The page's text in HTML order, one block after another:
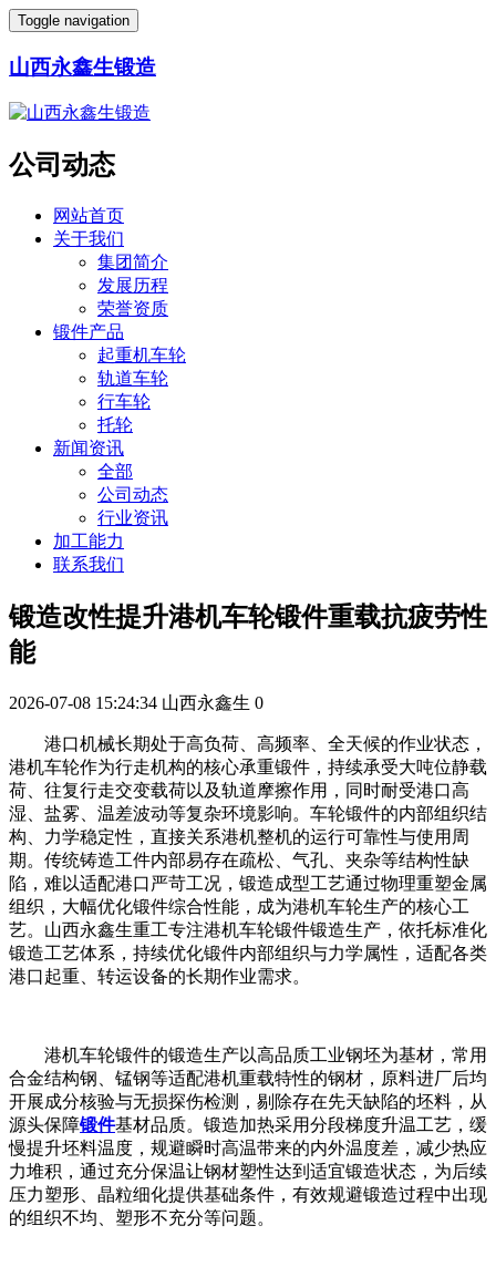
Toggle navigation
山西永鑫生锻造
公司动态
网站首页
关于我们
集团简介
发展历程
荣誉资质
锻件产品
起重机车轮
轨道车轮
行车轮
托轮
新闻资讯
全部
公司动态
行业资讯
加工能力
联系我们
锻造改性提升港机车轮锻件重载抗疲劳性
能
2026-07-08 15:24:34 山西永鑫生 0
港口机械长期处于高负荷、高频率、全天候的作业状态，
港机车轮作为行走机构的核心承重锻件，持续承受大吨位静载
荷、往复行走交变载荷以及轨道摩擦作用，同时耐受港口高
湿、盐雾、温差波动等复杂环境影响。车轮锻件的内部组织结
构、力学稳定性，直接关系港机整机的运行可靠性与使用周
期。传统铸造工件内部易存在疏松、气孔、夹杂等结构性缺
陷，难以适配港口严苛工况，锻造成型工艺通过物理重塑金属
组织，大幅优化锻件综合性能，成为港机车轮生产的核心工
艺。山西永鑫生重工专注港机车轮锻件锻造生产，依托标准化
锻造工艺体系，持续优化锻件内部组织与力学属性，适配各类
港口起重、转运设备的长期作业需求。
港机车轮锻件的锻造生产以高品质工业钢坯为基材，常用
合金结构钢、锰钢等适配港机重载特性的钢材，原料进厂后均
开展成分核验与无损探伤检测，剔除存在先天缺陷的坯料，从
源头保障锻件基材品质。锻造加热采用分段梯度升温工艺，缓
慢提升坯料温度，规避瞬时高温带来的内外温度差，减少热应
力堆积，通过充分保温让钢材塑性达到适宜锻造状态，为后续
压力塑形、晶粒细化提供基础条件，有效规避锻造过程中出现
的组织不均、塑形不充分等问题。